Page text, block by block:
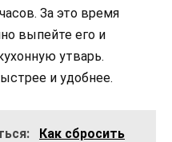
За это время
выпейте его и
утварь.
и удобнее.
Как сбросить